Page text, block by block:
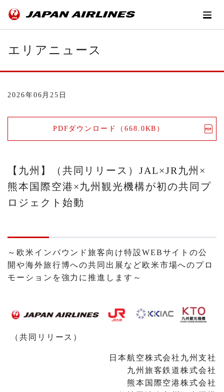
エリアニュース
2026年06月25日
PDFダウンロード（668.0KB）
【九州】（共同リリース）JAL×JR九州×
熊本国際空港×九州観光機構が初の共同プ
ロジェクト始動
～欧米インバウンド旅客向け特設WEBサイトの公
開や海外旅行博への共同出展など欧米市場へのプロ
モーションを強力に推進します～
（共同リリース）
日本航空株式会社九州支社
九州旅客鉄道株式会社
熊本国際空港株式会社